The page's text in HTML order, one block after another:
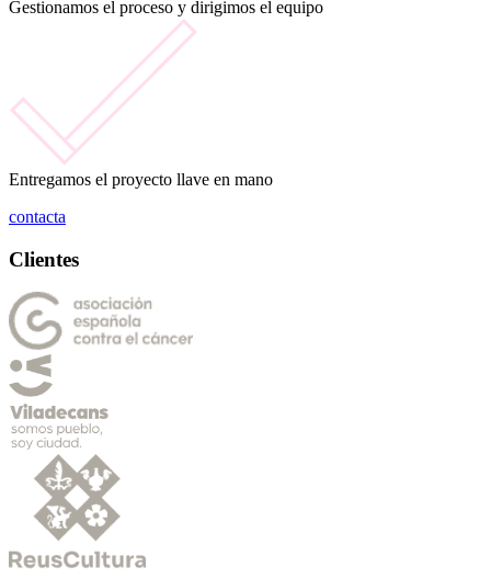
Gestionamos el proceso y dirigimos el equipo
Entregamos el proyecto llave en mano
contacta
Clientes